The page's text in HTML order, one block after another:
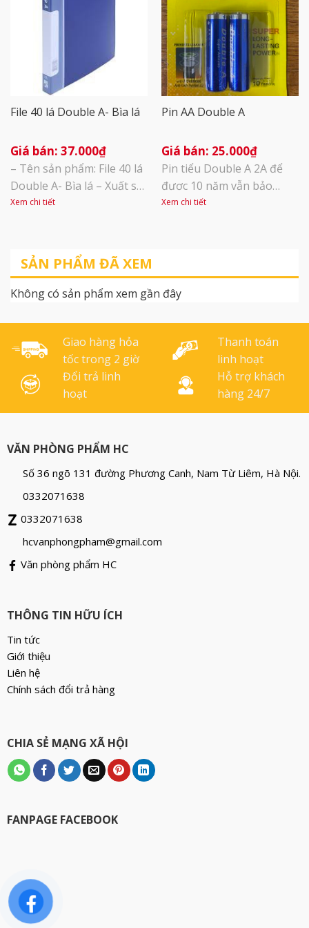
chiếc/hộp
SẢN PHẨM: Ngòi bút
0.7mm Mực đậm, mực ra
đều, đẹp, rõ ràng, viết êm
nhẹ nhàng, [...]
File 40 lá Double A- Bìa lá
37.000₫
– Tên sản phẩm: File 40 lá
Double A- Bìa lá – Xuất sứ:
Thái Lan – Kích thước:
Các lá có độ cao, dày dặn,
lá dễ tách miệng để lưu tài
liệu với độ dày 40mm. Có
Xem chi tiết
Pin AA Double A
25.000₫
Pin tiểu Double A 2A để
được 10 năm vẫn bảo
toàn năng lượng Năng
Xem chi tiết
SẢN PHẨM ĐÃ XEM
Không có sản phẩm xem gần đây
Giao hàng hỏa
tốc trong 2 giờ
Thanh toán
linh hoạt
Đổi trả linh
hoạt
Hỗ trợ khách
hàng 24/7
VĂN PHÒNG PHẨM HC
Số 36 ngõ 131 đường Phương Canh, Nam Từ Liêm, Hà Nội.
0332071638
0332071638
hcvanphongpham@gmail.com
Văn phòng phẩm HC
THÔNG TIN HỮU ÍCH
Tin tức
Giới thiệu
Liên hệ
Chính sách đổi trả hàng
CHIA SẺ MẠNG XÃ HỘI
FANPAGE FACEBOOK